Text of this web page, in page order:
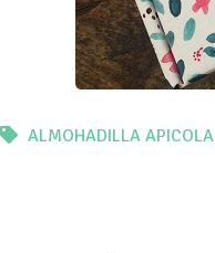
ALMOHADILLA APICOLA